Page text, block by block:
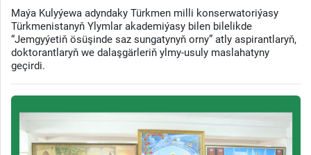
Maýa Kulyýewa adyndaky Türkmen milli konserwatoriýasy
Türkmenistanyň Ylymlar akademiýasy bilen bilelikde
“Jemgyýetiň ösüşinde saz sungatynyň orny” atly aspirantlaryň,
doktorantlaryň we dalaşgärleriň ylmy-usuly maslahatyny
geçirdi.